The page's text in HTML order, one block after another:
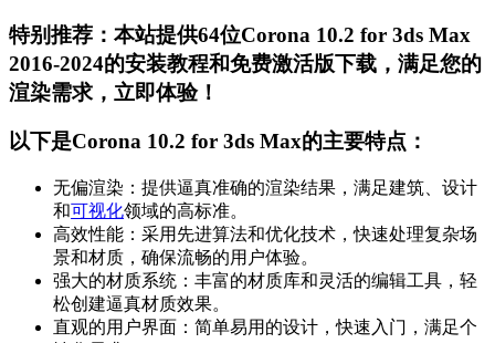
特别推荐：本站提供64位Corona 10.2 for 3ds Max
2016-2024的安装教程和免费激活版下载，满足您的
渲染需求，立即体验！
以下是Corona 10.2 for 3ds Max的主要特点：
无偏渲染：提供逼真准确的渲染结果，满足建筑、设计
和可视化领域的高标准。
高效性能：采用先进算法和优化技术，快速处理复杂场
景和材质，确保流畅的用户体验。
强大的材质系统：丰富的材质库和灵活的编辑工具，轻
松创建逼真材质效果。
直观的用户界面：简单易用的设计，快速入门，满足个